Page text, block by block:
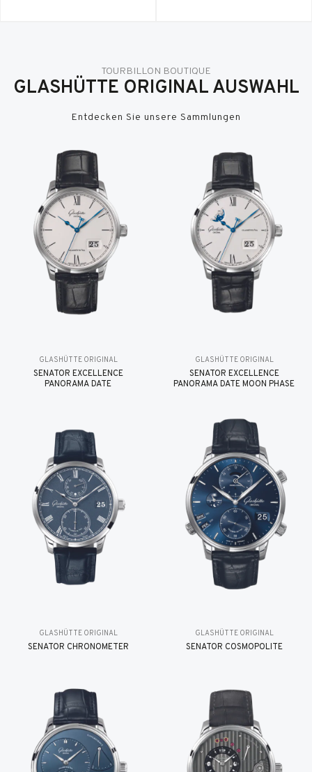
TOURBILLON BOUTIQUE
GLASHÜTTE ORIGINAL AUSWAHL
Entdecken Sie unsere Sammlungen
GLASHÜTTE ORIGINAL
SENATOR EXCELLENCE
PANORAMA DATE
GLASHÜTTE ORIGINAL
SENATOR EXCELLENCE
PANORAMA DATE MOON PHASE
GLASHÜTTE ORIGINAL
SENATOR CHRONOMETER
GLASHÜTTE ORIGINAL
SENATOR COSMOPOLITE